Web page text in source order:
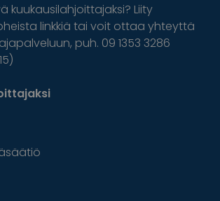
kuukausilahjoittajaksi? Liity
linkkiä tai voit ottaa yhteyttä
puh. 09 1353 3286